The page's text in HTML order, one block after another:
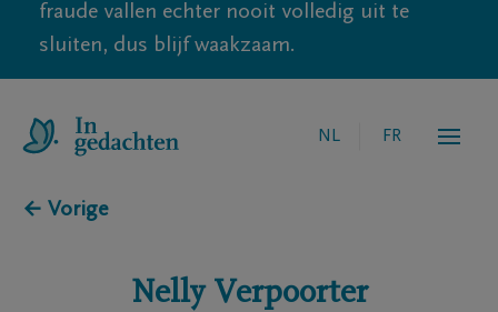
fraude vallen echter nooit volledig uit te
sluiten, dus blijf waakzaam.
NL FR
← Vorige
Nelly Verpoorter